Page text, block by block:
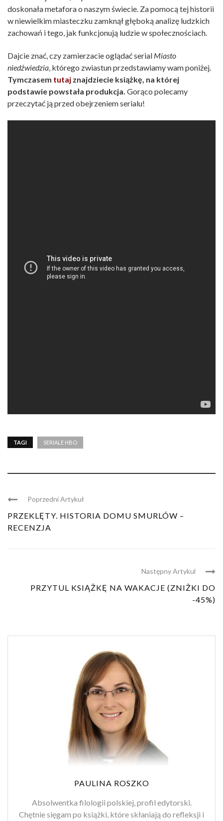
doskonała metafora o naszym świecie. Za pomocą tej historii
w niewielkim miasteczku zamknął głęboką analizę ludzkich
zachowań i tego, jak funkcjonują ludzie w społecznościach.
Dajcie znać, czy zamierzacie oglądać serial Miasto
niedźwiedzia, którego zwiastun przedstawiamy wam poniżej.
Tymczasem tutaj znajdziecie książkę, na której
podstawie powstała produkcja. Gorąco polecamy
przeczytać ją przed obejrzeniem serialu!
TAGI SERIALE HBO
Poprzedni Artykuł
PRZEKLĘTY. HISTORIA DOMU SMURLÓW –
RECENZJA
Następny Artykul
PRZYTUL KSIĄŻKĘ NA WAKACJE (ZNIŻKI DO
-45%)
PAULINA ROSZKO
Absolwentka filologii polskiej, profil edytorski.
Chętnie sięgam po książki, które skłaniają do refleksji i